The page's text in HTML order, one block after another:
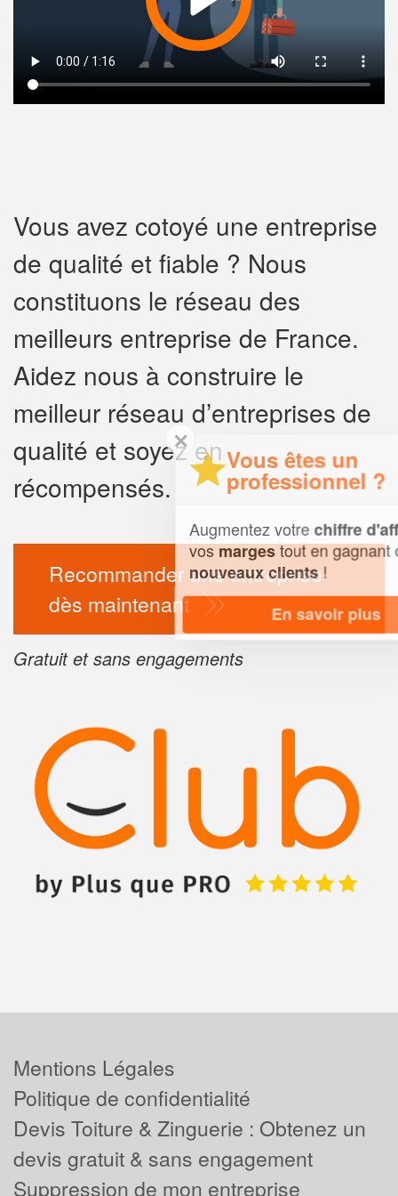
Vous avez cotoyé une entreprise
de qualité et fiable ? Nous
constituons le réseau des
meilleurs entreprise de France.
Aidez nous à construire le
meilleur réseau d’entreprises de
qualité et soyez en
récompensés.
Recommander une entreprise
dès maintenant
Gratuit et sans engagements
✕
Vous êtes un
professionnel ?
Augmentez votrechiffre d'affaireset
vosmargestout en gagnant de
nouveaux clients!
En savoir plus
Mentions Légales
Politique de confidentialité
Devis Toiture & Zinguerie : Obtenez un
devis gratuit & sans engagement
Suppression de mon entreprise